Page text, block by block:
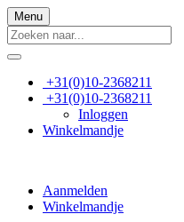
Menu
+31(0)10-2368211
+31(0)10-2368211
Inloggen
Winkelmandje
Aanmelden
Winkelmandje